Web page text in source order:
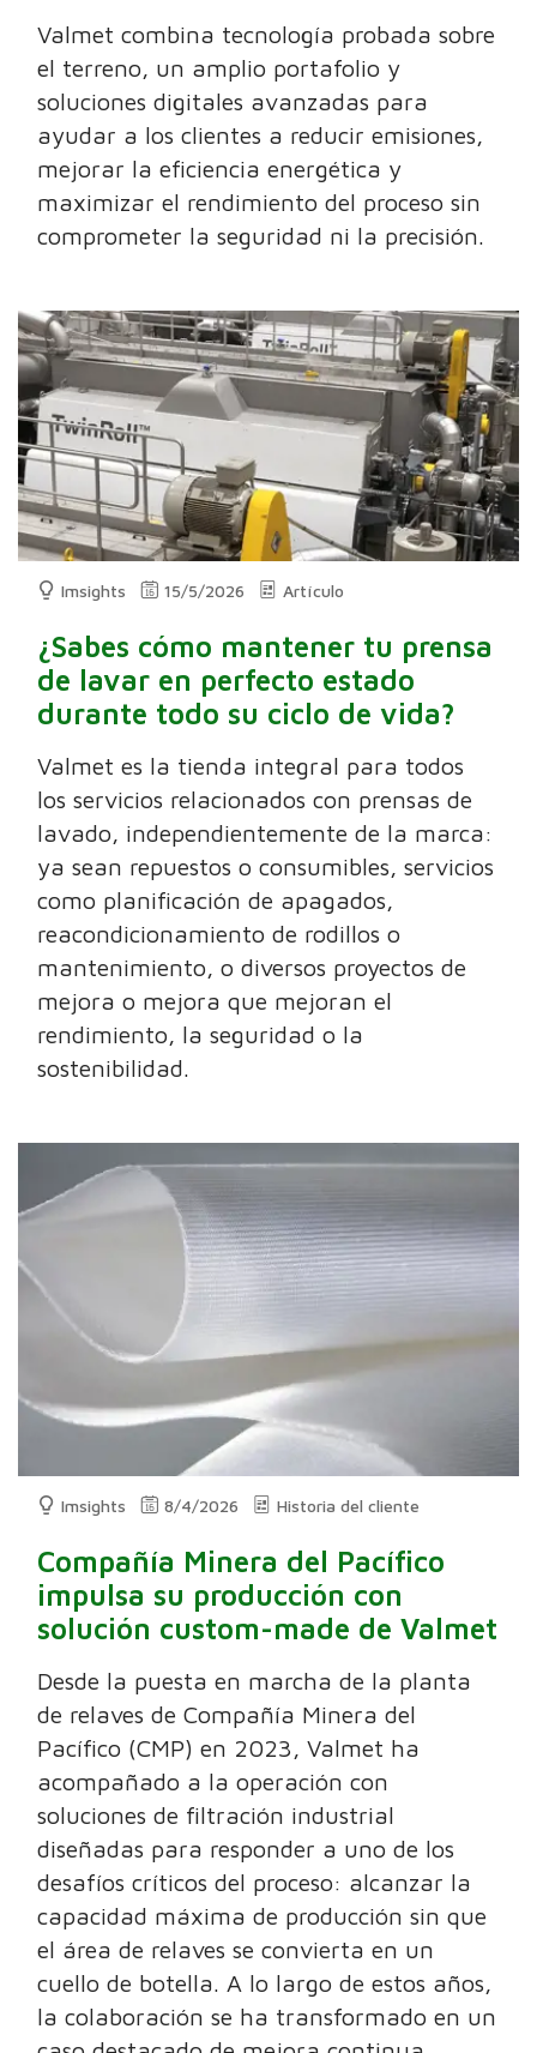
Valmet combina tecnología probada sobre
el terreno, un amplio portafolio y
soluciones digitales avanzadas para
ayudar a los clientes a reducir emisiones,
mejorar la eficiencia energética y
maximizar el rendimiento del proceso sin
comprometer la seguridad ni la precisión.
Imsights 15/5/2026 Artículo
¿Sabes cómo mantener tu prensa
de lavar en perfecto estado
durante todo su ciclo de vida?
Valmet es la tienda integral para todos
los servicios relacionados con prensas de
lavado, independientemente de la marca:
ya sean repuestos o consumibles, servicios
como planificación de apagados,
reacondicionamiento de rodillos o
mantenimiento, o diversos proyectos de
mejora o mejora que mejoran el
rendimiento, la seguridad o la
sostenibilidad.
Imsights 8/4/2026 Historia del cliente
Compañía Minera del Pacífico
impulsa su producción con
solución custom-made de Valmet
Desde la puesta en marcha de la planta
de relaves de Compañía Minera del
Pacífico (CMP) en 2023, Valmet ha
acompañado a la operación con
soluciones de filtración industrial
diseñadas para responder a uno de los
desafíos críticos del proceso: alcanzar la
capacidad máxima de producción sin que
el área de relaves se convierta en un
cuello de botella. A lo largo de estos años,
la colaboración se ha transformado en un